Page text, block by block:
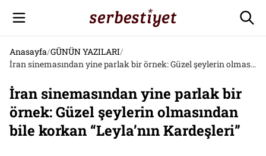
Anasayfa/GÜNÜN YAZILARI/
İran sinemasından yine parlak bir örnek: Güzel şeylerin olmasından bile korkan “Leyla’nın Kardeşleri”
İran sinemasından yine parlak bir
örnek: Güzel şeylerin olmasından
bile korkan “Leyla’nın Kardeşleri”